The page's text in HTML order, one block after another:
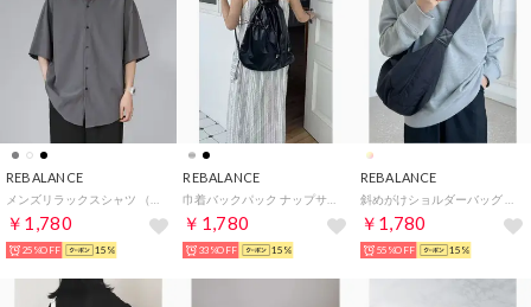
REBALANCE
￥1,780
25%OFF 15%
REBALANCE
￥1,780
33%OFF 15%
REBALANCE
￥1,780
55%OFF 15%